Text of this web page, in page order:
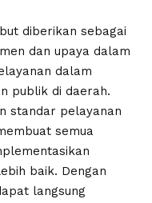
diberikan sebagai
dan upaya dalam
dalam
publik di daerah.
standar pelayanan
semua
baik. Dengan
langsung